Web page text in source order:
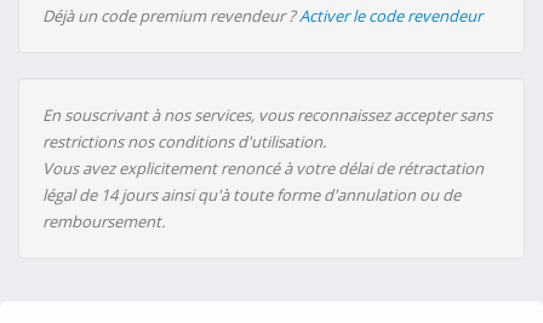
Déjà un code premium revendeur ?Activer le code revendeur
En souscrivant à nos services, vous reconnaissez accepter sans
restrictions nos conditions d'utilisation.
Vous avez explicitement renoncé à votre délai de rétractation
légal de 14 jours ainsi qu'à toute forme d'annulation ou de
remboursement.